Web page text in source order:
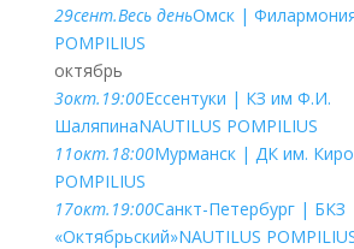
29сент.Весь деньОмск |
POMPILIUS
октябрь
3окт. 19:00Ессентуки | КЗ им Ф.И.
ШаляпинаNAUTILUS POMPILIUS
11окт. 18:00Мурманск | ДК им.
POMPILIUS
17окт. 19:00Санкт-Петербург | БКЗ
«Октябрьский»NAUTILUS